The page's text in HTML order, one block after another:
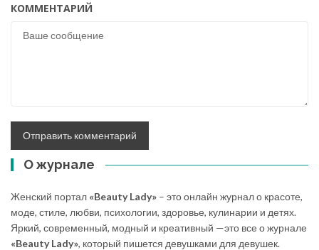
КОММЕНТАРИЙ
О журнале
Женский портал «Beauty Lady» – это онлайн журнал о красоте,
моде, стиле, любви, психологии, здоровье, кулинарии и детях.
Яркий, современный, модный и креативный —это все о журнале
«Beauty Lady», который пишется девушками для девушек.